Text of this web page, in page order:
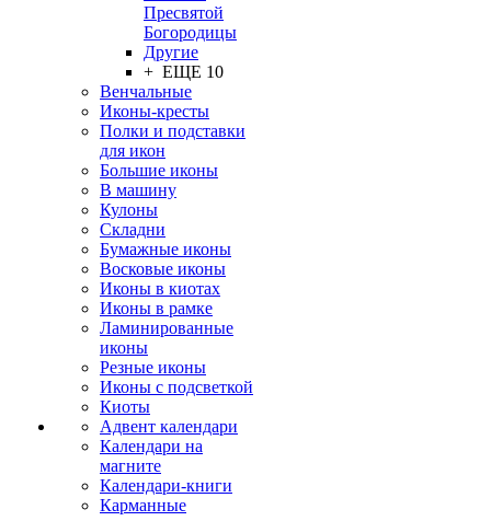
Пресвятой
Богородицы
Другие
+ ЕЩЕ 10
Венчальные
Иконы-кресты
Полки и подставки
для икон
Большие иконы
В машину
Кулоны
Складни
Бумажные иконы
Восковые иконы
Иконы в киотах
Иконы в рамке
Ламинированные
иконы
Резные иконы
Иконы с подсветкой
Киоты
Адвент календари
Календари на
магните
Календари-книги
Карманные